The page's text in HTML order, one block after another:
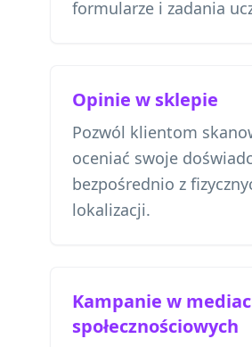
formularze i zadania
Opinie w sklepie
Pozwól klientom
oceniać swoje
bezpośrednio z
lokalizacji.
Kampanie w
społecznościowych